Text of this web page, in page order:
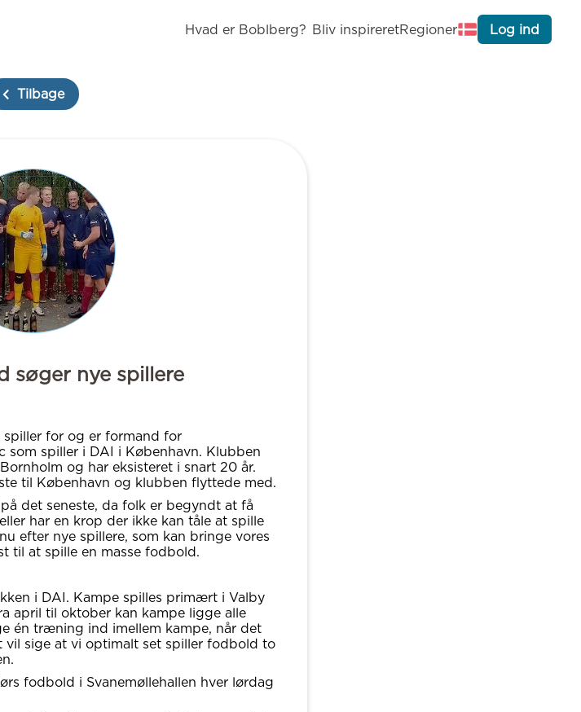
Hvad er Boblberg? Bliv inspireretRegioner Log ind
Tilbage
søger nye spillere
spiller for og er formand for
spiller i DAI i København. Klubben
og har eksisteret i snart 20 år.
til København og klubben flyttede med.
det seneste, da folk er begyndt at få
har en krop der ikke kan tåle at spille
efter nye spillere, som kan bringe vores
til at spille en masse fodbold.
i DAI. Kampe spilles primært i Valby
april til oktober kan kampe ligge alle
én træning ind imellem kampe, når det
vil sige at vi optimalt set spiller fodbold to
fodbold i Svanemøllehallen hver lørdag